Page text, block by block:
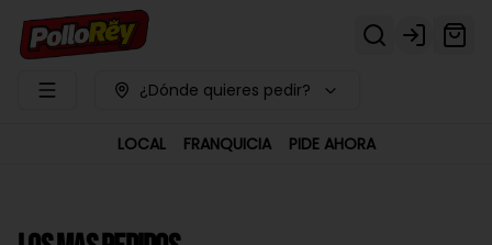
Login
¿Dónde quieres pedir?
LOCAL FRANQUICIA PIDE AHORA